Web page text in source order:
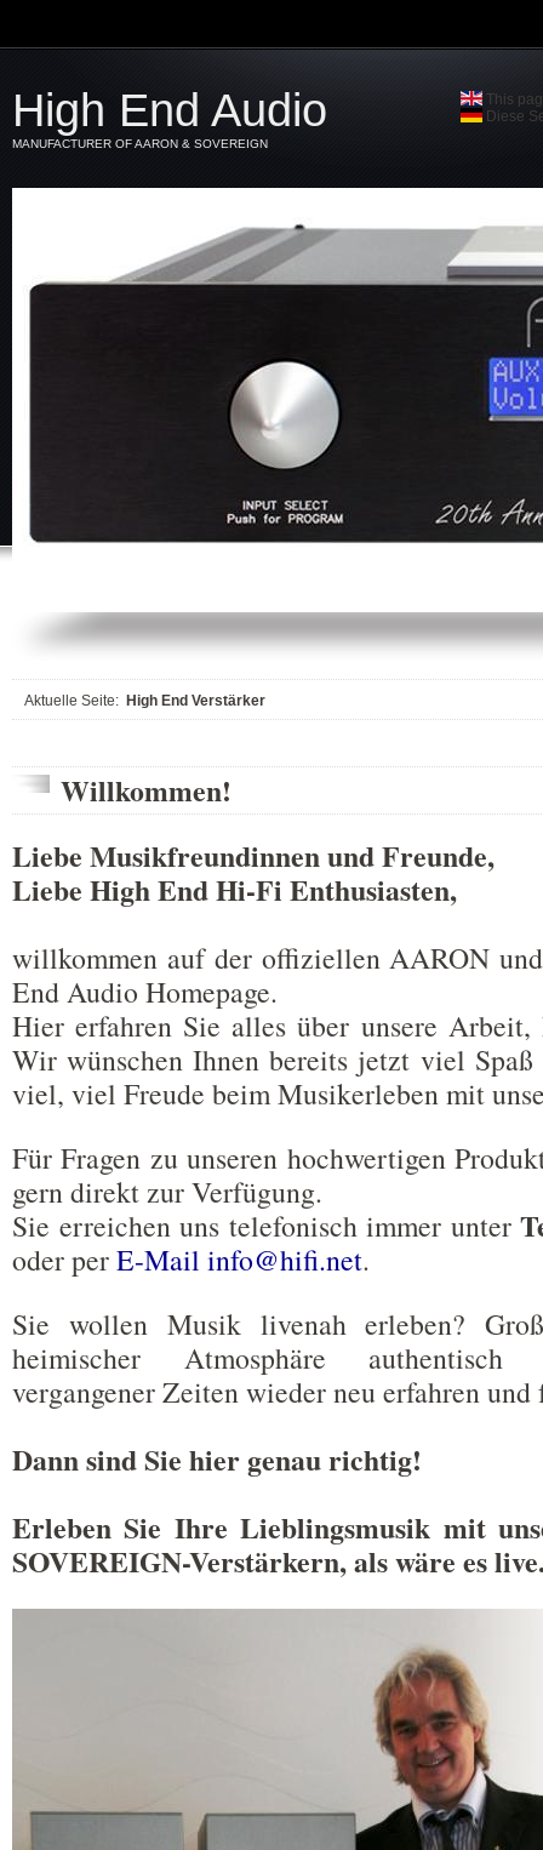
High End Audio
MANUFACTURER OF AARON & SOVEREIGN
This
Diese
Aktuelle Seite: High End Verstärker
Willkommen!
Liebe Musikfreundinnen und Freunde,
Liebe High End Hi-Fi Enthusiasten,
willkommen auf der offiziellen AARON
End Audio Homepage.
Hier erfahren Sie alles über unsere
Wir wünschen Ihnen bereits jetzt viel
viel, viel Freude beim Musikerleben mit
Für Fragen zu unseren hochwertigen
gern direkt zur Verfügung.
Sie erreichen uns telefonisch immer unter
oder perE-Mail info@hifi.net.
Sie wollen Musik livenah erleben?
heimischer Atmosphäre authentisch
vergangener Zeiten wieder neu erfahren und
Dann sind Sie hier genau richtig!
Erleben Sie Ihre Lieblingsmusik mit
SOVEREIGN-Verstärkern, als wäre es